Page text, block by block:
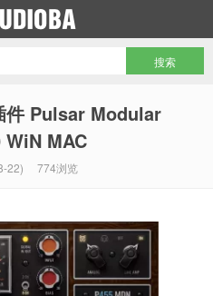
件 Pulsar Modular
WiN MAC
22) 774浏览